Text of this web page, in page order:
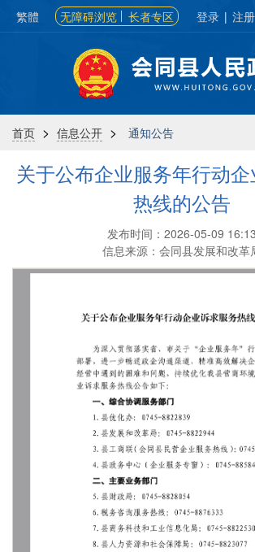
繁體 无障碍浏览 长者专区 登录 | 注册
首页 > 信息公开 > 通知公告
关于公布企业服务年行动
热线的公告
发布时间：2026-05-09 16:13
信息来源：会同县发展和改革